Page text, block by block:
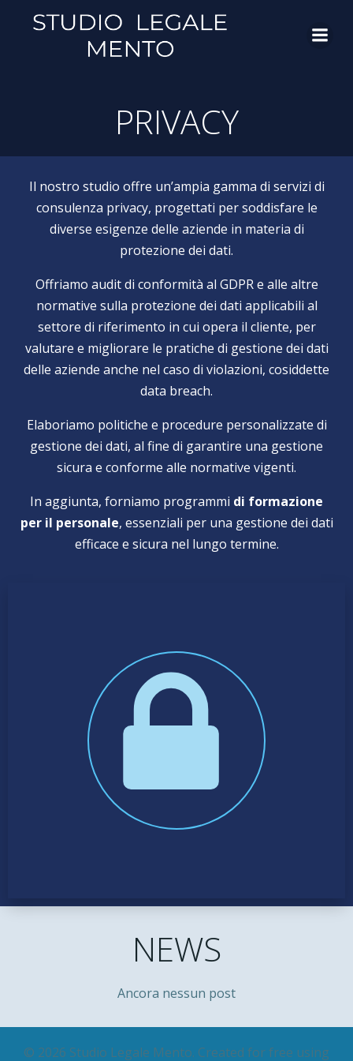
al
PRIVACY
Il nostro studio offre un’ampia gamma di servizi di
consulenza privacy, progettati per soddisfare le
diverse esigenze delle aziende in materia di
protezione dei dati.
Offriamo audit di conformità al GDPR e alle altre
normative sulla protezione dei dati applicabili al
settore di riferimento in cui opera il cliente, per
valutare e migliorare le pratiche di gestione dei dati
delle aziende anche nel caso di violazioni, cosiddette
data breach.
Elaboriamo politiche e procedure personalizzate di
gestione dei dati, al fine di garantire una gestione
sicura e conforme alle normative vigenti.
In aggiunta, forniamo programmi di formazione
per il personale, essenziali per una gestione dei dati
efficace e sicura nel lungo termine.
NEWS
Ancora nessun post
© 2026 Studio Legale Mento. Created for free using